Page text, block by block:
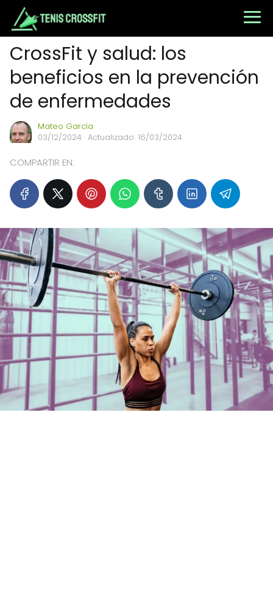
CrossFit y salud: los
beneficios en la prevención
de enfermedades
Mateo García
03/12/2024 · Actualizado: 16/03/2024
COMPARTIR EN: